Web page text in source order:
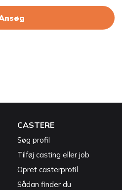
CASTERE
Søg profil
Tilføj casting eller job
Opret casterprofil
Sådan finder du